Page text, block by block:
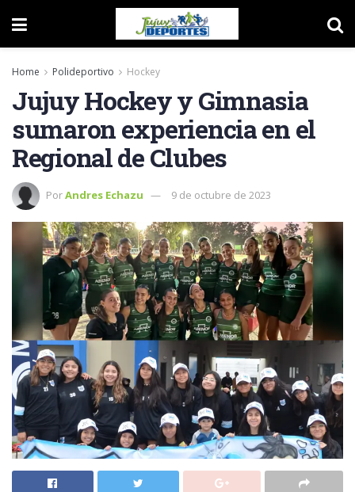
Home Polideportivo Hockey
Jujuy Hockey y Gimnasia
sumaron experiencia en el
Regional de Clubes
PorAndres Echazu 9 de octubre de 2023